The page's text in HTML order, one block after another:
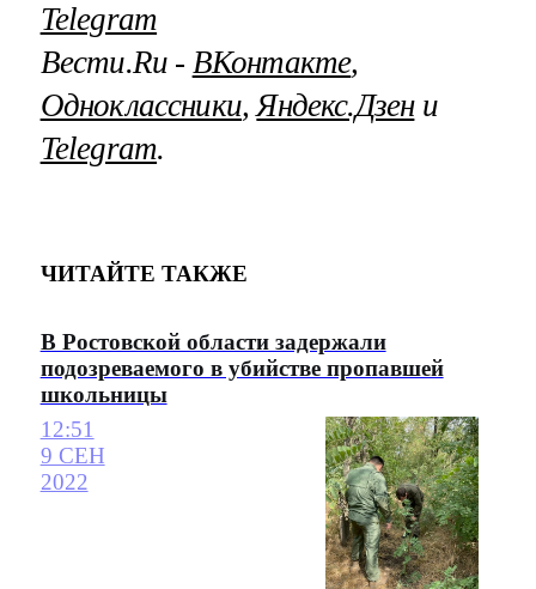
Telegram
Вести.Ru ‐ ВКонтакте,
Одноклассники,Яндекс.Дзени
Telegram.
ЧИТАЙТЕ ТАКЖЕ
В Ростовской области задержали
подозреваемого в убийстве пропавшей
школьницы
12:51
9 СЕН
2022